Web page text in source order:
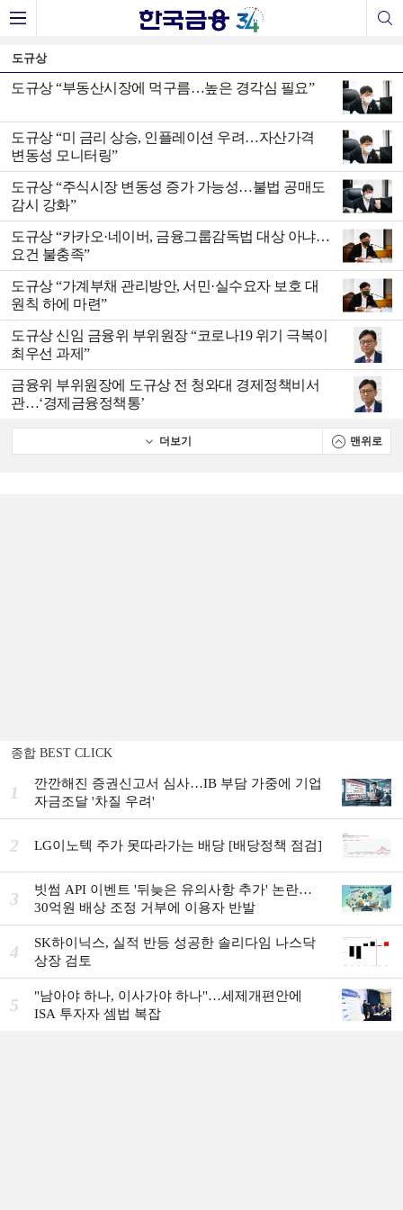
도규상
도규상 “부동산시장에 먹구름…높은 경각심 필요”
도규상 “미 금리 상승, 인플레이션 우려…자산가격
변동성 모니터링”
도규상 “주식시장 변동성 증가 가능성…불법 공매도
감시 강화”
도규상 “카카오·네이버, 금융그룹감독법 대상 아냐…
요건 불충족”
도규상 “가계부채 관리방안, 서민·실수요자 보호 대
원칙 하에 마련”
도규상 신임 금융위 부위원장 “코로나19 위기 극복이
최우선 과제”
금융위 부위원장에 도규상 전 청와대 경제정책비서
관…‘경제금융정책통’
더보기 맨위로
종합 BEST CLICK
1
깐깐해진 증권신고서 심사…IB 부담 가중에 기업
자금조달 '차질 우려'
2 LG이노텍 주가 못따라가는 배당 [배당정책 점검]
3
빗썸 API 이벤트 '뒤늦은 유의사항 추가' 논란…
30억원 배상 조정 거부에 이용자 반발
4
SK하이닉스, 실적 반등 성공한 솔리다임 나스닥
상장 검토
5
"남아야 하나, 이사가야 하나"…세제개편안에
ISA 투자자 셈법 복잡